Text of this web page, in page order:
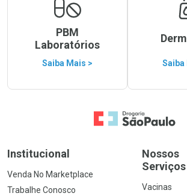
PBM
Laboratórios
Saiba Mais > Saiba
Ir para a Home
Institucional
Venda No Marketplace
Trabalhe Conosco
Nossos
Serviços
Vacinas